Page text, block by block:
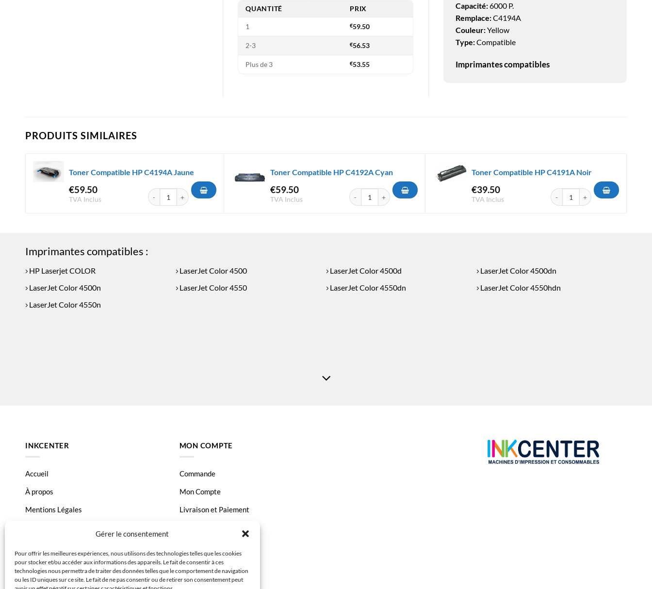
Gérer le consentement
Pour offrir les meilleures expériences, nous utilisons des technologies telles que les cookies
pour stocker et/ou accéder aux informations des appareils. Le fait de consentir à ces
technologies nous permettra de traiter des données telles que le comportement de navigation
ou les ID uniques sur ce site. Le fait de ne pas consentir ou de retirer son consentement peut
QUANTITÉ PRIX
1 €59.50
2-3 €56.53
Plus de 3 €53.55
Capacité:6000 P.
Remplace:C4194A
Couleur:Yellow
Type:Compatible
Imprimantes compatibles
PRODUITS SIMILAIRES
Toner Compatible HP C4194A Jaune
€59.50
TVA Inclus
quantité de Toner Compatible HP C4194A Jaune
Toner Compatible HP C4192A Cyan
€59.50
TVA Inclus
quantité de Toner Compatible HP C4192A Cyan
Toner Compatible HP C4191A Noir
€39.50
TVA Inclus
quantité de Toner Compatible HP
Imprimantes compatibles :
HP Laserjet COLOR LaserJet Color 4500 LaserJet Color 4500d
LaserJet Color 4500dn
LaserJet Color 4500n
LaserJet Color 4550 LaserJet Color 4550dn
LaserJet Color 4550hdn
LaserJet Color 4550n
INKCENTER
Accueil
À propos
Mentions Légales
Politique de confidentialité
MON COMPTE
Commande
Mon Compte
Livraison et Paiement